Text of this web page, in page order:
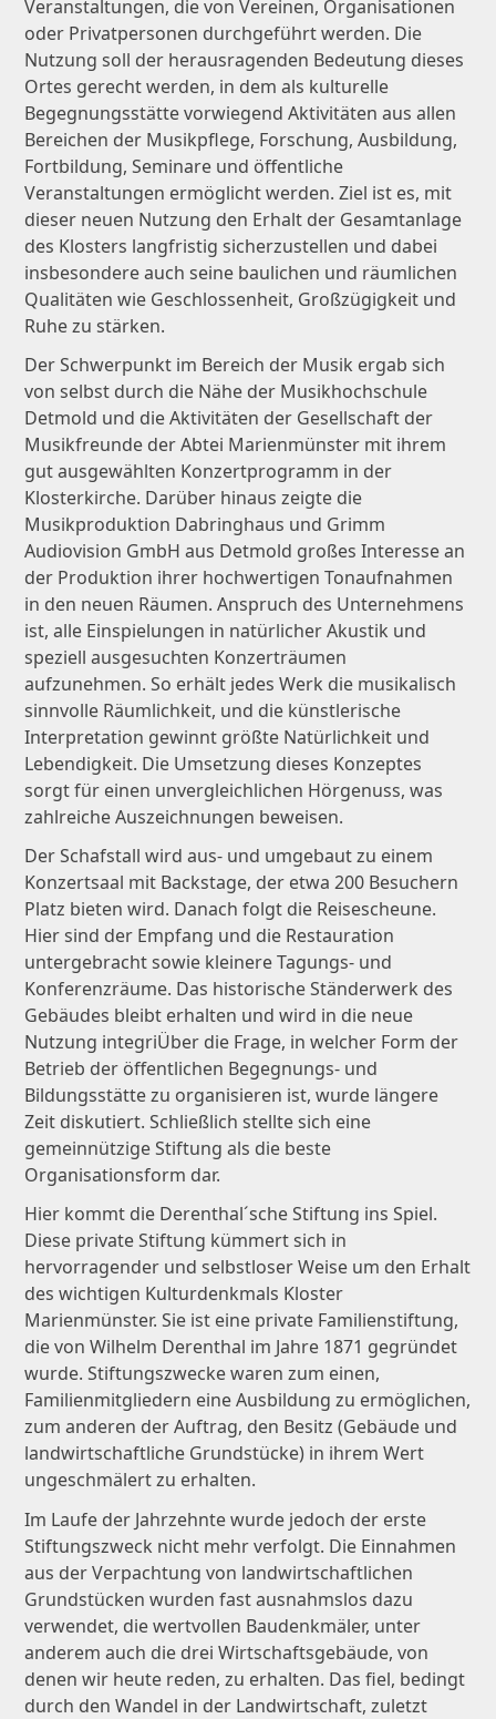
Veranstaltungen, die von Vereinen, Organisationen
oder Privatpersonen durchgeführt werden. Die
Nutzung soll der herausragenden Bedeutung dieses
Ortes gerecht werden, in dem als kulturelle
Begegnungsstätte vorwiegend Aktivitäten aus allen
Bereichen der Musikpflege, Forschung, Ausbildung,
Fortbildung, Seminare und öffentliche
Veranstaltungen ermöglicht werden. Ziel ist es, mit
dieser neuen Nutzung den Erhalt der Gesamtanlage
des Klosters langfristig sicherzustellen und dabei
insbesondere auch seine baulichen und räumlichen
Qualitäten wie Geschlossenheit, Großzügigkeit und
Ruhe zu stärken.
Der Schwerpunkt im Bereich der Musik ergab sich
von selbst durch die Nähe der Musikhochschule
Detmold und die Aktivitäten der Gesellschaft der
Musikfreunde der Abtei Marienmünster mit ihrem
gut ausgewählten Konzertprogramm in der
Klosterkirche. Darüber hinaus zeigte die
Musikproduktion Dabringhaus und Grimm
Audiovision GmbH aus Detmold großes Interesse an
der Produktion ihrer hochwertigen Tonaufnahmen
in den neuen Räumen. Anspruch des Unternehmens
ist, alle Einspielungen in natürlicher Akustik und
speziell ausgesuchten Konzerträumen
aufzunehmen. So erhält jedes Werk die musikalisch
sinnvolle Räumlichkeit, und die künstlerische
Interpretation gewinnt größte Natürlichkeit und
Lebendigkeit. Die Umsetzung dieses Konzeptes
sorgt für einen unvergleichlichen Hörgenuss, was
zahlreiche Auszeichnungen beweisen.
Der Schafstall wird aus- und umgebaut zu einem
Konzertsaal mit Backstage, der etwa 200 Besuchern
Platz bieten wird. Danach folgt die Reisescheune.
Hier sind der Empfang und die Restauration
untergebracht sowie kleinere Tagungs- und
Konferenzräume. Das historische Ständerwerk des
Gebäudes bleibt erhalten und wird in die neue
Nutzung integriÜber die Frage, in welcher Form der
Betrieb der öffentlichen Begegnungs- und
Bildungsstätte zu organisieren ist, wurde längere
Zeit diskutiert. Schließlich stellte sich eine
gemeinnützige Stiftung als die beste
Organisationsform dar.
Hier kommt die Derenthal´sche Stiftung ins Spiel.
Diese private Stiftung kümmert sich in
hervorragender und selbstloser Weise um den Erhalt
des wichtigen Kulturdenkmals Kloster
Marienmünster. Sie ist eine private Familienstiftung,
die von Wilhelm Derenthal im Jahre 1871 gegründet
wurde. Stiftungszwecke waren zum einen,
Familienmitgliedern eine Ausbildung zu ermöglichen,
zum anderen der Auftrag, den Besitz (Gebäude und
landwirtschaftliche Grundstücke) in ihrem Wert
ungeschmälert zu erhalten.
Im Laufe der Jahrzehnte wurde jedoch der erste
Stiftungszweck nicht mehr verfolgt. Die Einnahmen
aus der Verpachtung von landwirtschaftlichen
Grundstücken wurden fast ­ausnahmslos dazu
verwendet, die wertvollen Baudenkmäler, unter
anderem auch die drei Wirtschaftsgebäude, von
denen wir heute reden, zu erhalten. Das fiel, bedingt
durch den Wandel in der Landwirtschaft, zuletzt